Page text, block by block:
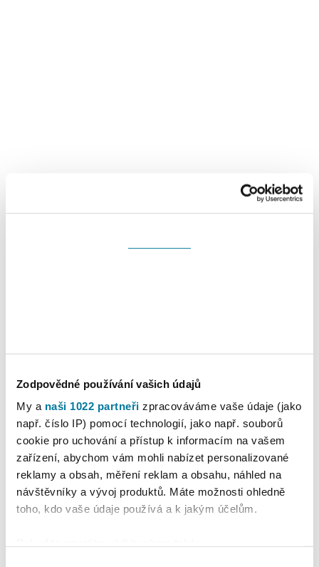
Zodpovědné používání vašich údajů
My a naši 1022 partneři zpracováváme vaše údaje (jako
např. číslo IP) pomocí technologií, jako např. souborů
cookie pro uchování a přístup k informacím na vašem
zařízení, abychom vám mohli nabízet personalizované
reklamy a obsah, měření reklam a obsahu, náhled na
návštěvníky a vývoj produktů. Máte možnosti ohledně
toho, kdo vaše údaje používá a k jakým účelům.